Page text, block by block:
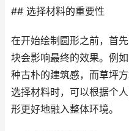
## 选择材料的重要性
在开始绘制圆形之前，首
块会影响最终的效果。例
种古朴的建筑感，而草坪
选择材料时，可以根据个
形更好地融入整体环境。